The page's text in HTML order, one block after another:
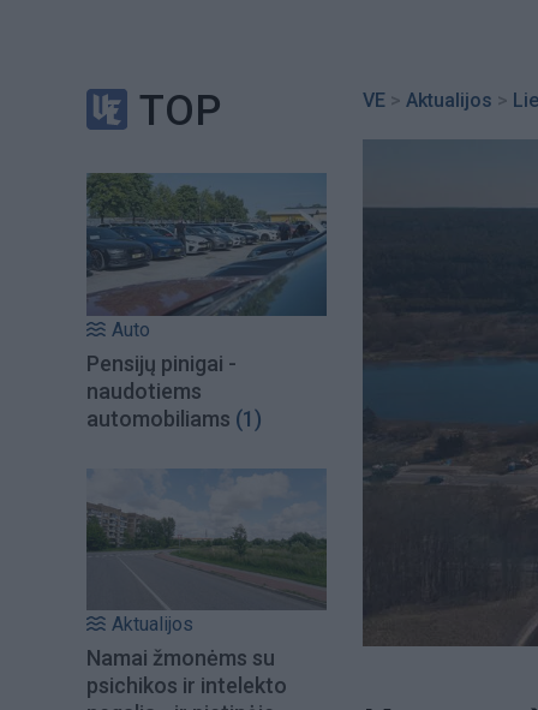
TOP
Auto
Pensijų pinigai -
naudotiems
automobiliams (1)
Aktualijos
Namai žmonėms su
psichikos ir intelekto
VE > Aktualijos >